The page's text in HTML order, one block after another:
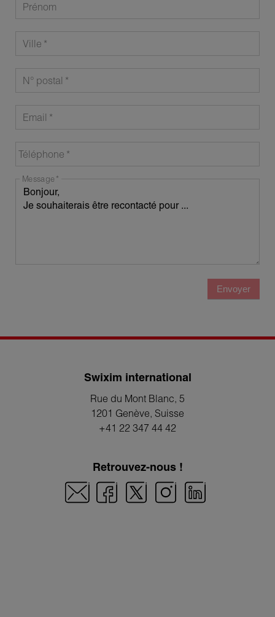
Prénom
Ville
N° postal
Email
Téléphone
Message
Envoyer
Swixim international
Rue du Mont Blanc, 5
1201 Genève, Suisse
+41 22 347 44 42
Retrouvez-nous !